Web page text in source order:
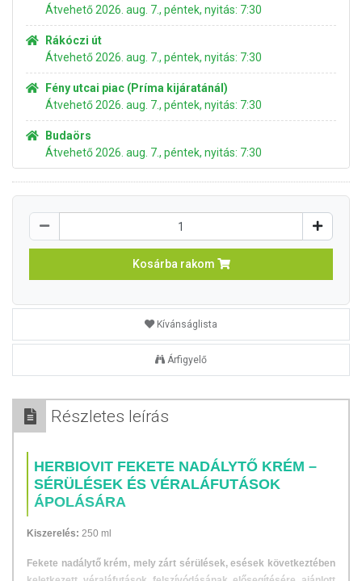
Átvehető 2026. aug. 7., péntek, nyitás: 7:30
Rákóczi út
Átvehető 2026. aug. 7., péntek, nyitás: 7:30
Fény utcai piac (Príma kijáratánál)
Átvehető 2026. aug. 7., péntek, nyitás: 7:30
Budaörs
Átvehető 2026. aug. 7., péntek, nyitás: 7:30
Kosárba rakom
Kívánságlista
Árfigyelő
Részletes leírás
HERBIOVIT FEKETE NADÁLYTŐ KRÉM –
SÉRÜLÉSEK ÉS VÉRALÁFUTÁSOK
ÁPOLÁSÁRA
Kiszerelés: 250 ml
Fekete nadálytő krém, mely zárt sérülések, esések következtében